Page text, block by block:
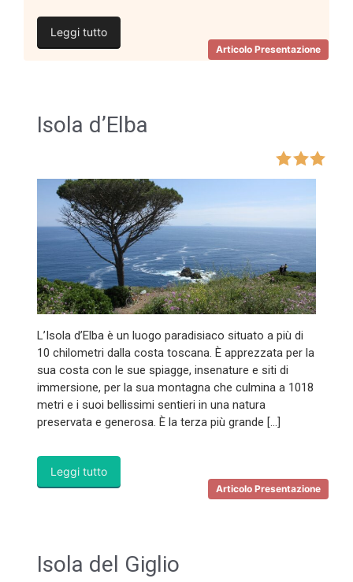
Articolo Presentazione
Leggi tutto
Articolo Presentazione
Isola d’Elba
L’Isola d’Elba è un luogo paradisiaco situato a più di
10 chilometri dalla costa toscana. È apprezzata per la
sua costa con le sue spiagge, insenature e siti di
immersione, per la sua montagna che culmina a 1018
metri e i suoi bellissimi sentieri in una natura
preservata e generosa. È la terza più grande […]
Leggi tutto
Isola del Giglio